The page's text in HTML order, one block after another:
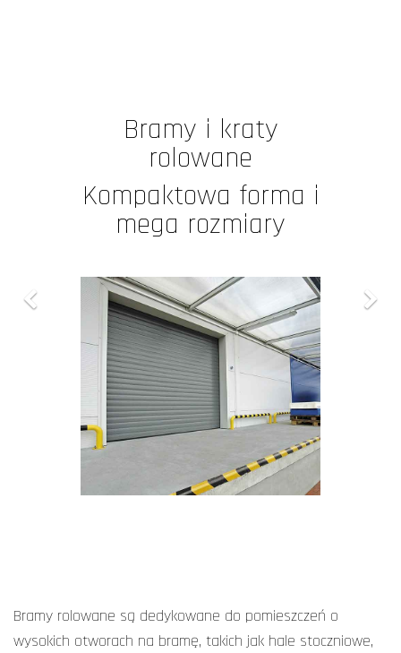
Bramy i kraty
rolowane
Kompaktowa forma i
mega rozmiary
Bramy rolowane są dedykowane do pomieszczeń o
wysokich otworach na bramę, takich jak hale stoczniowe,